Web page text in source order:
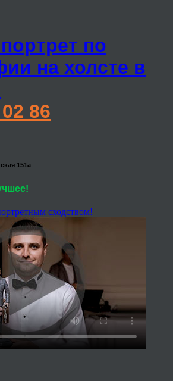
по
на холсте в
86
151а
сходством!